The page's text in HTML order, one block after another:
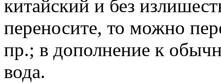
китайский и без
переносите, то можно
пр.; в дополнение к
вода.